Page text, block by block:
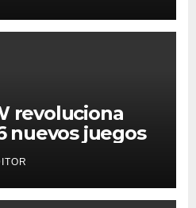
revoluciona
nuevos juegos